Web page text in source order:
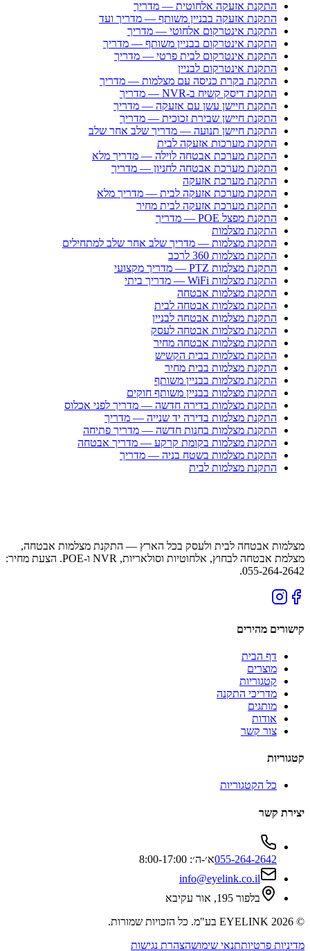
התקנת אזעקה אלחוטית — מדריך
התקנת אזעקה בבניין משותף — מדריך ועד
התקנת אינטרקום אלחוטי — מדריך
התקנת אינטרקום בבניין משותף — מדריך
התקנת אינטרקום לבית פרטי — מדריך
התקנת אינטרקום לבניין
התקנת בקרת כניסה עם מצלמות — מדריך
התקנת דיסק קשיח ב-NVR — מדריך
התקנת חיישן עשן עם אזעקה — מדריך
התקנת חיישן שבירת זכוכית — מדריך
התקנת חיישן תנועה — מדריך שלב אחר שלב
התקנת מערכות אזעקה לבית
התקנת מערכת אבטחה לוילה — מדריך מלא
התקנת מערכת אבטחה לחניון — מדריך
התקנת מערכת אזעקה
התקנת מערכת אזעקה לבית — מדריך מלא
התקנת מערכת אזעקה לבית מחיר
התקנת מפצל POE — מדריך
התקנת מצלמות
התקנת מצלמות — מדריך שלב אחר שלב למתחילים
התקנת מצלמות 360 לרכב
התקנת מצלמות PTZ — מדריך מקצועי
התקנת מצלמות WiFi — מדריך ביתי
התקנת מצלמות אבטחה
התקנת מצלמות אבטחה לבית
התקנת מצלמות אבטחה לבניין
התקנת מצלמות אבטחה לעסק
התקנת מצלמות אבטחה מחיר
התקנת מצלמות בבית הקשיש
התקנת מצלמות בבית מחיר
התקנת מצלמות בבניין משותף
התקנת מצלמות בבניין משותף חוקים
התקנת מצלמות בדירה חדשה — מדריך לפני אכלוס
התקנת מצלמות בדירה יד שנייה — מדריך
התקנת מצלמות בחנות חדשה — מדריך פתיחה
התקנת מצלמות בקומת קרקע — מדריך אבטחה
התקנת מצלמות בשטח בניה — מדריך
התקנת מצלמות לבית
מצלמות אבטחה לבית ולעסק בכל הארץ — התקנת מצלמות אבטחה,
מצלמת אבטחה לבחוץ, אלחוטיות וסולאריות, NVR ו-POE. הצעת מחיר:
055-264-2642.
קישורים מהירים
דף הבית
מוצרים
קטגוריות
מדריכי התקנה
מותגים
אודות
צור קשר
קטגוריות
כל הקטגוריות
יצירת קשר
055-264-2642א׳-ה׳: 8:00-17:00
info@eyelink.co.il
בלפור 195, אור עקיבא
©
2026 EYELINK בע"מ
. כל הזכויות שמורות.
מדיניות פרטיותתנאי שימושהצהרת נגישות